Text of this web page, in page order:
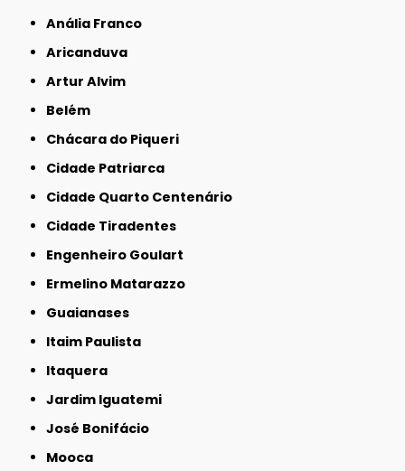
Anália Franco
Aricanduva
Artur Alvim
Belém
Chácara do Piqueri
Cidade Patriarca
Cidade Quarto Centenário
Cidade Tiradentes
Engenheiro Goulart
Ermelino Matarazzo
Guaianases
Itaim Paulista
Itaquera
Jardim Iguatemi
José Bonifácio
Mooca